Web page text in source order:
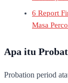
6 Report
Masa
Apa itu
Probation period